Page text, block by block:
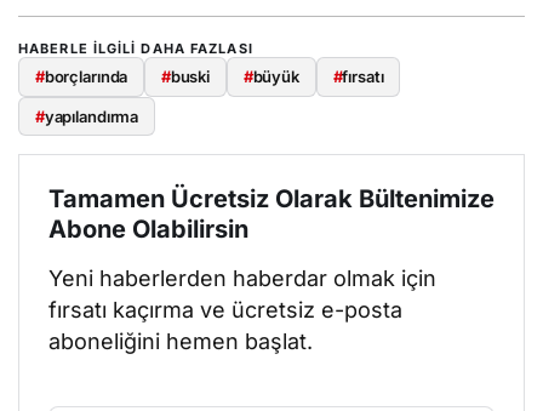
HABERLE ILGILI DAHA FAZLASI
#borçlarında #buski #büyük #fırsatı
#yapılandırma
Tamamen Ücretsiz Olarak Bültenimize
Abone Olabilirsin
Yeni haberlerden haberdar olmak için
fırsatı kaçırma ve ücretsiz e-posta
aboneliğini hemen başlat.